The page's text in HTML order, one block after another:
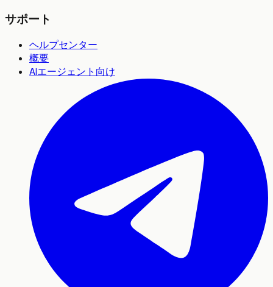
サポート
ヘルプセンター
概要
AIエージェント向け